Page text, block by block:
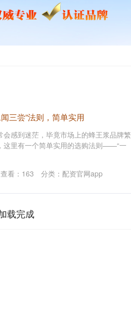
三尝”法则，简单实用
感到迷茫，毕竟市场上的蜂王浆品牌繁
这里有一个简单实用的选购法则——“一
查看： 163 分类： 配资官网app
载完成